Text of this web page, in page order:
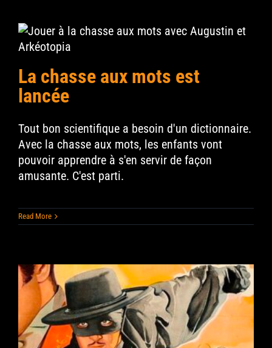
La chasse aux mots est
lancée
Tout bon scientifique a besoin d'un dictionnaire.
Avec la chasse aux mots, les enfants vont
pouvoir apprendre à s'en servir de façon
amusante. C'est parti.
Read More